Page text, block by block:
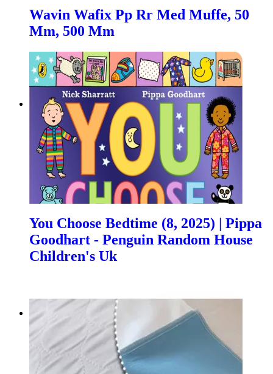
Wavin Wafix Pp Rr Med Muffe, 50
Mm, 500 Mm
You Choose Bedtime (8, 2025) | Pippa
Goodhart - Penguin Random House
Children's Uk